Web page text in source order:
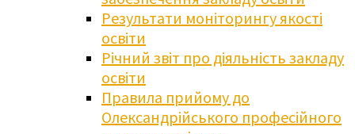
Результати моніторингу якості
освіти
Річний звіт про діяльність закладу
освіти
Правила прийому до
Олександрійського професійного